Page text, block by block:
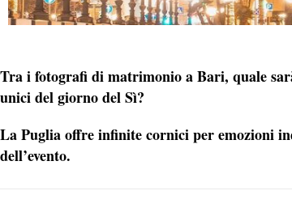
Tra i fotografi di matrimonio a Bari, quale
unici del giorno del Sì?
La Puglia offre infinite cornici per emozioni
dell’evento.